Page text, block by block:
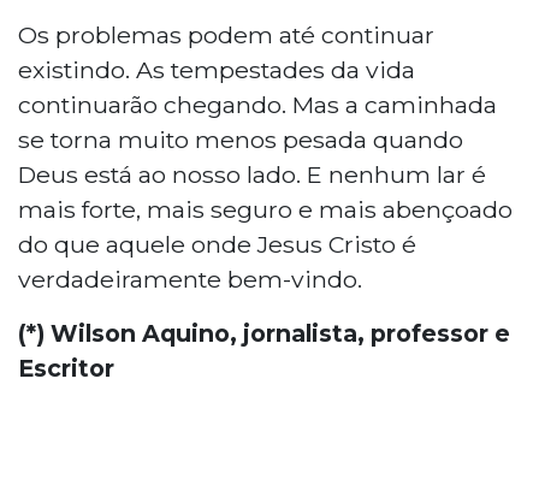
Os problemas podem até continuar
existindo. As tempestades da vida
continuarão chegando. Mas a caminhada
se torna muito menos pesada quando
Deus está ao nosso lado. E nenhum lar é
mais forte, mais seguro e mais abençoado
do que aquele onde Jesus Cristo é
verdadeiramente bem-vindo.
(*) Wilson Aquino, jornalista, professor e
Escritor